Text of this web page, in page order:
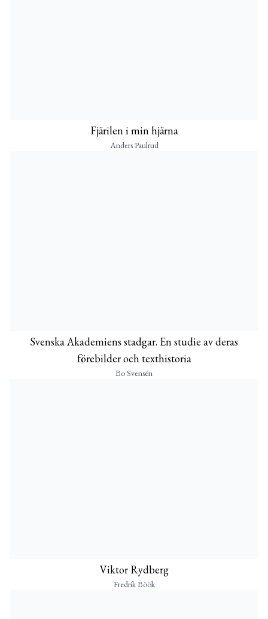
Fjärilen i min hjärna
Anders Paulrud
Svenska Akademiens stadgar. En studie av deras
förebilder och texthistoria
Bo Svensén
Viktor Rydberg
Fredrik Böök